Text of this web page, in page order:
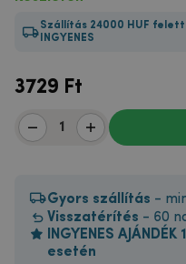
Szállítás 24000 HUF felett
INGYENES
3729 Ft
Gyors szállítás -
Visszatérítés - 60
INGYENES
esetén